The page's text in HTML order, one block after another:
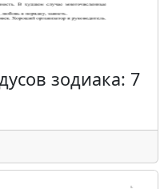
зодиака: 7